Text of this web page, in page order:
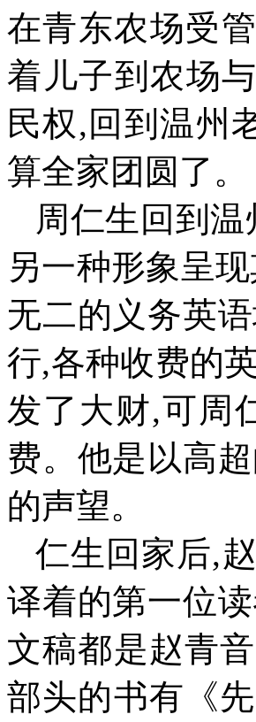
在青东农场受管
着儿子到农场
民权, 回到温州
算全家团圆了。
周仁生回到温
另一种形象呈
无二的义务英
行,各种收费的
发了大财,可周
费。他是以高
的声望。
仁生回家后,
译着的第一位
文稿都是赵青
部头的书有《